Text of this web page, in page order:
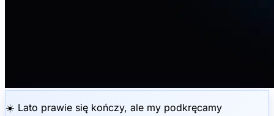
☀️ Lato prawie się kończy, ale my podkręcamy